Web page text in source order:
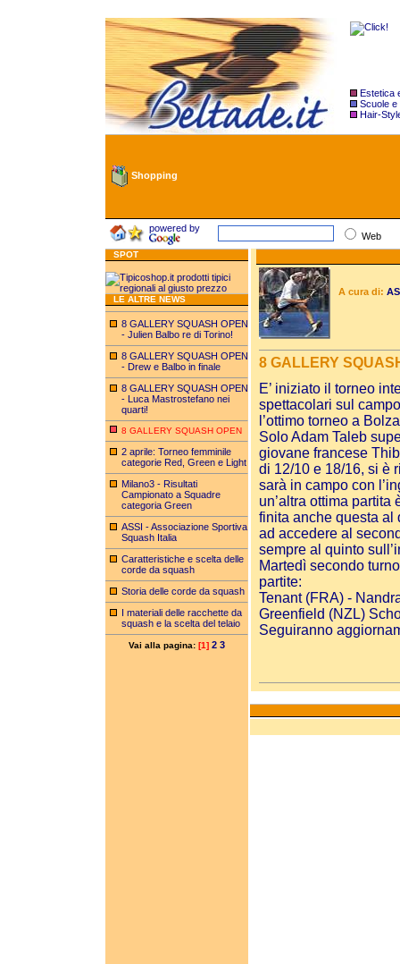
Estetica
Scuole e
Hair-
Shopping
powered by
Web
SPOT
LE ALTRE NEWS
8 GALLERY SQUASH OPEN
- Julien Balbo re di Torino!
8 GALLERY SQUASH OPEN
- Drew e Balbo in finale
8 GALLERY SQUASH OPEN
- Luca Mastrostefano nei
quarti!
8 GALLERY SQUASH OPEN
2 aprile: Torneo femminile
categorie Red, Green e Light
Milano3 - Risultati
Campionato a Squadre
categoria Green
ASSI - Associazione Sportiva
Squash Italia
Caratteristiche e scelta delle
corde da squash
Storia delle corde da squash
I materiali delle racchette da
squash e la scelta del telaio
Vai alla pagina: [1] 2 3
A cura di:
8 GALLERY
E’ iniziato il torneo
spettacolari sul
l’ottimo torneo a
Solo Adam Taleb
giovane francese
di 12/10 e 18/16, si è
sarà in campo con
un’altra ottima
finita anche questa al
ad accedere al
sempre al quinto
Martedì secondo
partite:
Tenant (FRA) -
Greenfield (NZL)
Seguiranno